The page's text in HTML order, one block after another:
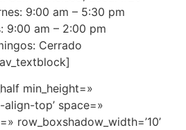
9:00 am – 5:30 pm
9:00 am – 2:00 pm
Cerrado
min_height=»
align-top’ space=»
row_boxshadow_width=’10’